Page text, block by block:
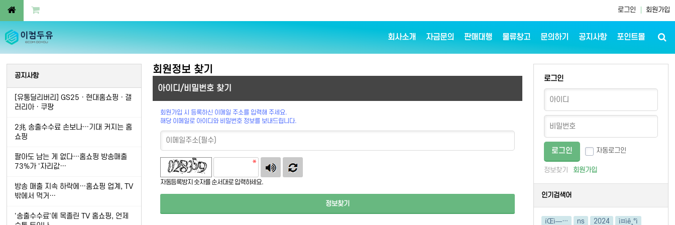
회원가입
로그인
회사소개 자금문의 판매대행 물류창고 문의하기 공지사항 포인트몰
회원정보 찾기
아이디/비밀번호 찾기
회원가입 시 등록하신 이메일 주소를 입력해 주세요.
해당 이메일로 아이디와 비밀번호 정보를 보내드립니다.
숫자음성듣기새로고침
자동등록방지 숫자를 순서대로 입력하세요.
공지사항
[유통딜리버리] GS25ㆍ현대홈쇼핑ㆍ갤
러리아ㆍ쿠팡
2兆 송출수수료 손보나…기대 커지는 홈
쇼핑
팔아도 남는 게 없다…홈쇼핑 방송매출
73%가 '자리값…
방송 매출 지속 하락에…홈쇼핑 업계, TV
밖에서 먹거…
'송출수수료'에 목졸린 TV 홈쇼핑, 언제
로그인
자동로그인
정보찾기 회원가입
인기검색어
íŒì—… ns 2024 ì¤ìê¸°ì